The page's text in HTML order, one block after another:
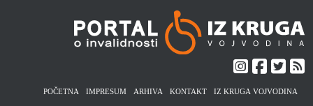
POČETNA IMPRESUM ARHIVA KONTAKT IZ KRUGA VOJVODINA